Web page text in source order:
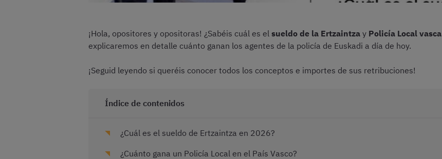
¡Hola, opositores y opositoras! ¿Sabéis cuál es el sueldo de la Ertzaintza y Policía Local vasca
explicaremos en detalle cuánto ganan los agentes de la policía de Euskadi a día de hoy.
¡Seguid leyendo si queréis conocer todos los conceptos e importes de sus retribuciones!
Índice de contenidos
¿Cuál es el sueldo de Ertzaintza en 2026?
¿Cuánto gana un Policía Local en el País Vasco?